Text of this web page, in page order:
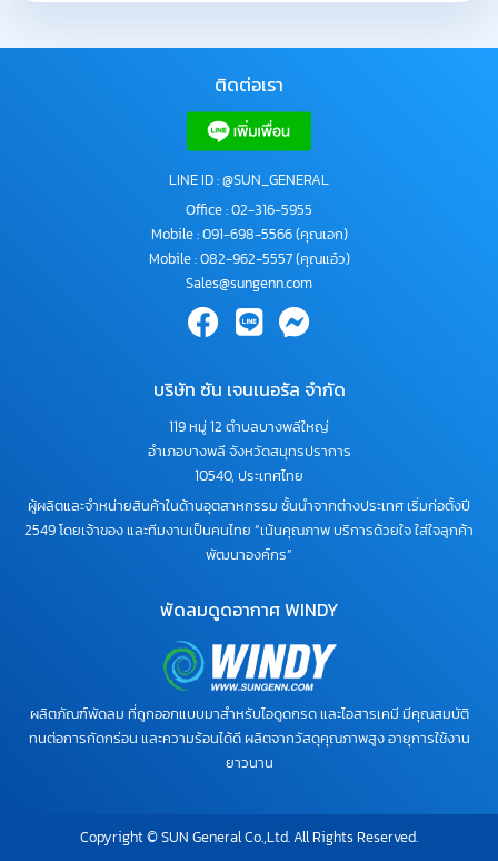
ติดต่อเรา
LINE ID : @SUN_GENERAL
Office :02-316-5955
Mobile :091-698-5566(คุณเอก)
Mobile :082-962-5557(คุณแอ๋ว)
Sales@sungenn.com
บริษัท ซัน เจนเนอรัล จำกัด
119 หมู่ 12 ตำบลบางพลีใหญ่
อำเภอบางพลี จังหวัดสมุทรปราการ
10540, ประเทศไทย
ผู้ผลิตและจำหน่ายสินค้าในด้านอุตสาหกรรม ชั้นนำจากต่างประเทศ เริ่มก่อตั้งปี
2549 โดยเจ้าของ และทีมงานเป็นคนไทย “เน้นคุณภาพ บริการด้วยใจ ใส่ใจลูกค้า
พัฒนาองค์กร”
พัดลมดูดอากาศ WINDY
ผลิตภัณฑ์พัดลม ที่ถูกออกแบบมาสำหรับไอดูดกรด และไอสารเคมี มีคุณสมบัติ
ทนต่อการกัดกร่อน และความร้อนได้ดี ผลิตจากวัสดุคุณภาพสูง อายุการใช้งาน
ยาวนาน
Copyright © SUN General Co.,Ltd. All Rights Reserved.